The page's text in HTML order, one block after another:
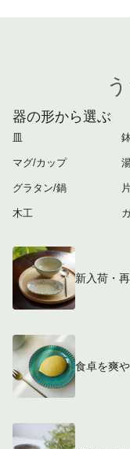
器の形から選ぶ
皿
マグ/カップ
グラタン/鍋
木工
新入荷・
食卓を爽